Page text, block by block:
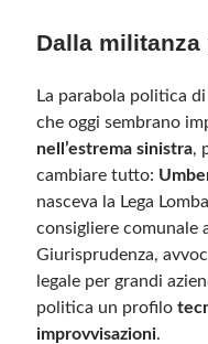
Meta
Dalla
La parabola politica di
che oggi sembrano
nell’estrema sinistra,
cambiare tutto:
nasceva la Lega
consigliere comunale
Giurisprudenza,
legale per grandi
politica un profilo
improvvisazioni.